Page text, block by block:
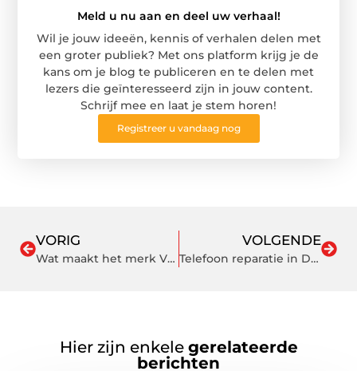
Meld u nu aan en deel uw verhaal!
Wil je jouw ideeën, kennis of verhalen delen met
een groter publiek? Met ons platform krijg je de
kans om je blog te publiceren en te delen met
lezers die geïnteresseerd zijn in jouw content.
Schrijf mee en laat je stem horen!
Registreer u vandaag nog
VORIG
Wat maakt het merk Vispring zo’n interessante keuze?
VOLGENDE
Telefoon reparatie in Den Haag bij verschillende problemen
Hier zijn enkele gerelateerde
berichten